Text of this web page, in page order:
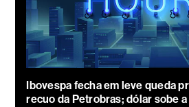
Ibovespa fecha em leve queda
recuo da Petrobras; dólar sobe a